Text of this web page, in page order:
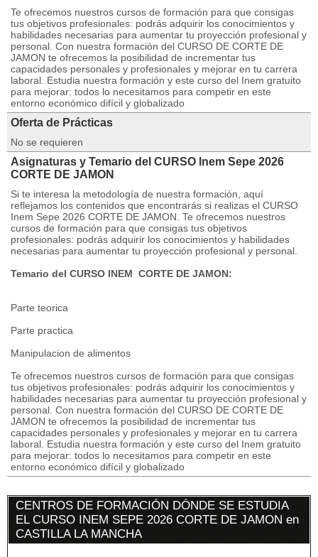
Te ofrecemos nuestros cursos de formación para que consigas
tus objetivos profesionales: podrás adquirir los conocimientos y
habilidades necesarias para aumentar tu proyección profesional y
personal. Con nuestra formación del CURSO DE CORTE DE
JAMON te ofrecemos la posibilidad de incrementar tus
capacidades personales y profesionales y mejorar en tu carrera
laboral. Estudia nuestra formación y este curso del Inem gratuito
para mejorar: todos lo necesitamos para competir en este
entorno económico difícil y globalizado
Oferta de Prácticas
No se requieren
Asignaturas y Temario del CURSO Inem Sepe 2026
CORTE DE JAMON
Si te interesa la metodología de nuestra formación, aquí
reflejamos los contenidos que encontrarás si realizas el CURSO
Inem Sepe 2026 CORTE DE JAMON. Te ofrecemos nuestros
cursos de formación para que consigas tus objetivos
profesionales: podrás adquirir los conocimientos y habilidades
necesarias para aumentar tu proyección profesional y personal.
Temario del CURSO INEM CORTE DE JAMON:
Parte teorica
Parte practica
Manipulacion de alimentos
Te ofrecemos nuestros cursos de formación para que consigas
tus objetivos profesionales: podrás adquirir los conocimientos y
habilidades necesarias para aumentar tu proyección profesional y
personal. Con nuestra formación del CURSO DE CORTE DE
JAMON te ofrecemos la posibilidad de incrementar tus
capacidades personales y profesionales y mejorar en tu carrera
laboral. Estudia nuestra formación y este curso del Inem gratuito
para mejorar: todos lo necesitamos para competir en este
entorno económico difícil y globalizado
CENTROS DE FORMACIÓN DÓNDE SE ESTUDIA
EL CURSO INEM SEPE 2026 CORTE DE JAMON en
CASTILLA LA MANCHA